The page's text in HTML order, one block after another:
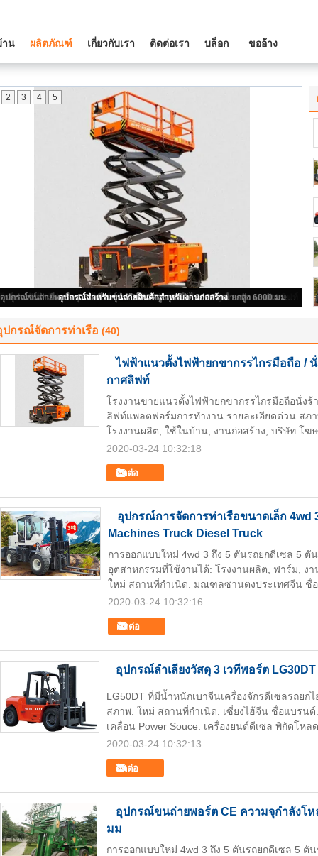
าน ผลิตภัณฑ์ เกี่ยวกับเรา ติดต่อเรา บล็อก ขออ้าง
าแนวตั้งไฟฟ้ายกขากรรไกรมือถือ / นั่งร้านแพลตฟอร์มการทำงานทางอากาศลิฟท์
2 3 4 5
ปกรณ์จัดการท่าเรือ (40)
ไฟฟ้าแนวตั้งไฟฟ้ายกขากรรไกรมือถือ /
กาศลิฟท์
ติดต่อ
โรงงานขายแนวตั้งไฟฟ้ายกขากรรไกรมือถือนั่ง
ลิฟท์แพลตฟอร์มการทำงาน รายละเอียดด่วน สภ
โรงงานผลิต, ใช้ในบ้าน, งานก่อสร้าง, บริษัท โ
2020-03-24 10:32:18
อุปกรณ์การจัดการท่าเรือขนาดเล็ก 4wd
Machines Truck Diesel Truck
ติดต่อ
การออกแบบใหม่ 4wd 3 ถึง 5 ตันรถยกดีเซล 5 ตั
อุตสาหกรรมที่ใช้งานได้: โรงงานผลิต, ฟาร์ม, ง
ใหม่ สถานที่กำเนิด: มณฑลซานตงประเทศจีน ชื่
2020-03-24 10:32:16
อุปกรณ์ลำเลียงวัสดุ 3 เวทีพอร์ต
ติดต่อ
LG50DT ที่มีน้ำหนักเบาจีนเครื่องจักรดีเซลรถย
สภาพ: ใหม่ สถานที่กำเนิด: เซี่ยงไฮ้จีน ชื่อแบรนด์
เคลื่อน Power Souce: เครื่องยนต์ดีเซล พิกัดโหล
2020-03-24 10:32:13
อุปกรณ์ขนถ่ายพอร์ต CE ความจุกำลังโห
มม
การออกแบบใหม่ 4wd 3 ถึง 5 ตันรถยกดีเซล 5 ตั